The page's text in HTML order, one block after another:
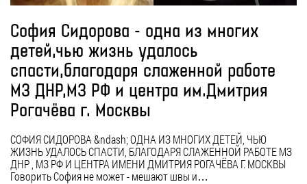
София Сидорова - одна из многих
детей,чью жизнь удалось
спасти,благодаря слаженной работе
МЗ ДНР,МЗ РФ и центра им.Дмитрия
Рогачёва г. Москвы
СОФИЯ СИДОРОВА &ndash; ОДНА ИЗ МНОГИХ ДЕТЕЙ, ЧЬЮ
ЖИЗНЬ УДАЛОСЬ СПАСТИ, БЛАГОДАРЯ СЛАЖЕННОЙ РАБОТЕ МЗ
ДНР , МЗ РФ И ЦЕНТРА ИМЕНИ ДМИТРИЯ РОГАЧЁВА Г. МОСКВЫ
Говорить София не может - мешают швы и…